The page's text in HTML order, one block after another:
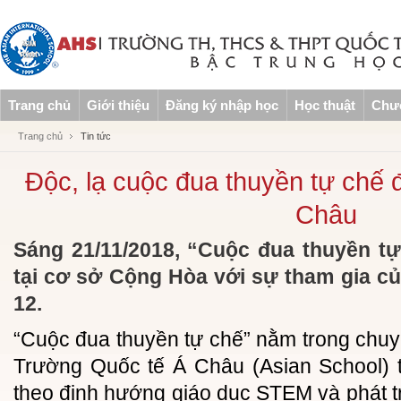
Trang chủ Giới thiệu Đăng ký nhập học Học thuật
Trang chủ Tin tức
Độc, lạ cuộc đua thuyền tự chế
Châu
Sáng 21/11/2018, “Cuộc đua thuyền
tại cơ sở Cộng Hòa với sự tham gia
12.
“Cuộc đua thuyền tự chế” nằm trong
Trường Quốc tế Á Châu (Asian
theo định hướng giáo dục STEM và phát